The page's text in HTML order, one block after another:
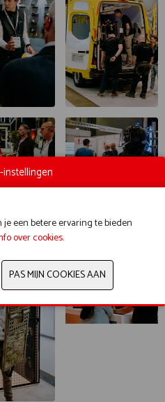
een betere ervaring te bieden
over cookies.